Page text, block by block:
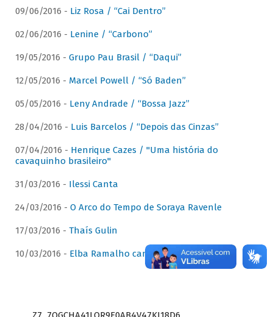
09/06/2016 - Liz Rosa / “Cai Dentro”
02/06/2016 - Lenine / “Carbono”
19/05/2016 - Grupo Pau Brasil / “Daqui”
12/05/2016 - Marcel Powell / “Só Baden”
05/05/2016 - Leny Andrade / “Bossa Jazz”
28/04/2016 - Luis Barcelos / “Depois das Cinzas”
07/04/2016 - Henrique Cazes / "Uma história do
cavaquinho brasileiro"
31/03/2016 - Ilessi Canta
24/03/2016 - O Arco do Tempo de Soraya Ravenle
17/03/2016 - Thaís Gulin
10/03/2016 - Elba Ramalho canta Dominguinhos